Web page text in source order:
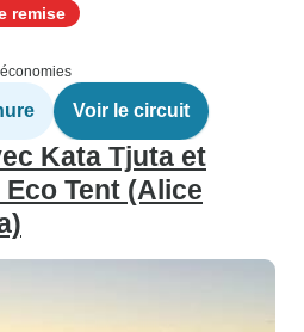
remise
Voir le circuit
Kata Tjuta et
Tent (Alice